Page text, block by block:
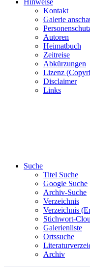
Hinweise
Kontakt
Galerie
Autoren
Heimatbuch
Zeitreise
Abkürzungen
Lizenz
Disclaimer
Links
Suche
Titel Suche
Google Suche
Archiv-Suche
Verzeichnis
Verzeichnis
Stichwort-
Galerienliste
Ortssuche
Archiv